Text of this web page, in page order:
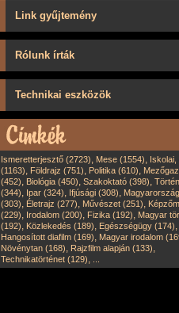
Link gyűjtemény
Rólunk írták
Technikai eszközök
Ismeretterjesztő (2723), Mese (1554), Iskolai,
(1163), Földrajz (751), Politika (610),
(452), Biológia (450), Szakoktató (398),
(344), Ipar (324), Ifjúsági (308),
(303), Életrajz (277), Művészet (251),
(229), Irodalom (200), Fizika (192), Magyar
(192), Közlekedés (189), Egészségügy (174),
Hangosított diafilm (169), Magyar irodalom
Növénytan (168), Rajzfilm alapján (133),
Technikatörténet (129),